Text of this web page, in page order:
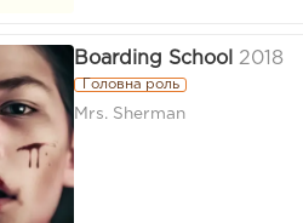
Boarding School 2018
Головна роль
Mrs. Sherman